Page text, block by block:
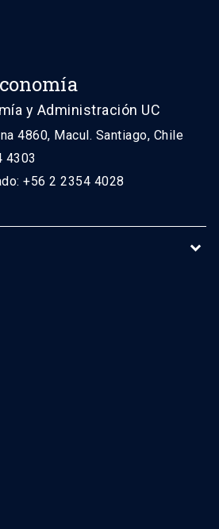
y Administración UC
4860, Macul. Santiago, Chile
4303
+56 2 2354 4028